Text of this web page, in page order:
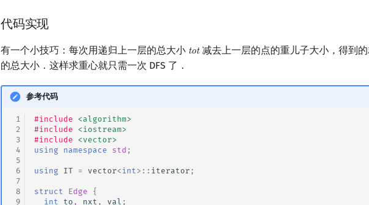
代码实现
有一个小技巧：每次用递归上一层的总大小 tot
tot 减去上一层的点的重儿子大小，得到
的总大小．这样求重心就只需一次 DFS 了．
参考代码
1
2
3
4
5
6
7
8
9
#include
<algorithm>
#include
<iostream>
#include
<vector>
using
namespace std ;
using IT = vector<int >:: iterator ;
struct Edge
{
int
to , nxt , val ;